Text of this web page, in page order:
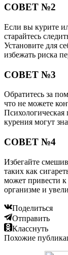
СОВЕТ №2
Если вы курите
старайтесь
Установите для
избежать риска
СОВЕТ №3
Обратитесь за
что не можете
курения могут
СОВЕТ №4
Избегайте
таких как
может привести
организме и
Поделиться
Отправить
Класснуть
Похожие